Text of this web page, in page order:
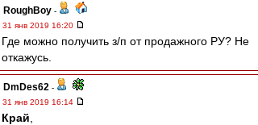
RoughBoy -
31 янв 2019 16:20
Где можно получить з/п от продажного РУ? Не
откажусь.
DmDes62 -
31 янв 2019 16:14
Край